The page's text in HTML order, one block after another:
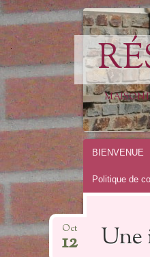
MAISON
Aller
contenu
BIENVENUE
Politique de
Une
Oct
12